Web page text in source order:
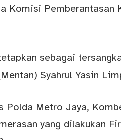
Komisi Pemberantasan
sebagai
Syahrul Yasin
Polda Metro Jaya,
yang dilakukan